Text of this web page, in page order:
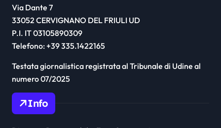
Via Dante 7
33052 CERVIGNANO DEL FRIULI UD
P.I. IT 03105890309
Telefono: +39 335.1422165
Testata giornalistica registrata al Tribunale di Udine al
numero 07/2025
Info